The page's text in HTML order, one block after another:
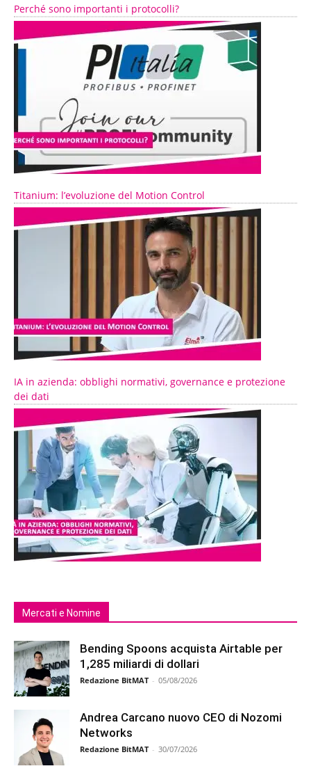
Perché sono importanti i protocolli?
Titanium: l’evoluzione del Motion Control
IA in azienda: obblighi normativi, governance e protezione
dei dati
Mercati e Nomine
Bending Spoons acquista Airtable per
1,285 miliardi di dollari
Redazione BitMAT - 05/08/2026
Andrea Carcano nuovo CEO di Nozomi
Networks
Redazione BitMAT - 30/07/2026